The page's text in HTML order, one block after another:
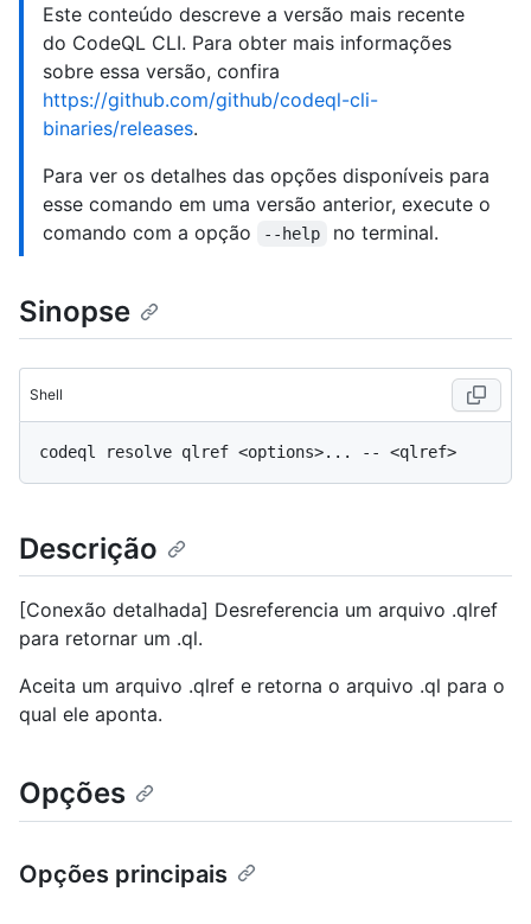
Este conteúdo descreve a versão mais recente
do CodeQL CLI. Para obter mais informações
sobre essa versão, confira
https://github.com/github/codeql-cli-
binaries/releases.
Para ver os detalhes das opções disponíveis para
esse comando em uma versão anterior, execute o
comando com a opção
--help no terminal.
Sinopse
Shell
Descrição
[Conexão detalhada] Desreferencia um arquivo .qlref
para retornar um .ql.
Aceita um arquivo .qlref e retorna o arquivo .ql para o
qual ele aponta.
Opções
Opções principais